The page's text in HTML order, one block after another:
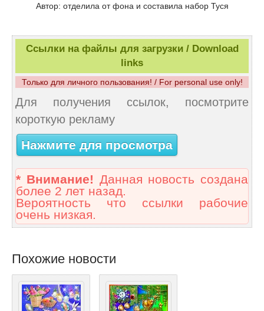
Автор: отделила от фона и составила набор Туся
Ссылки на файлы для загрузки / Download
links
Только для личного пользования! / For personal use only!
Для получения ссылок, посмотрите
короткую рекламу
Нажмите для просмотра
* Внимание! Данная новость создана
более 2 лет назад.
Вероятность что ссылки рабочие
очень низкая.
Похожие новости